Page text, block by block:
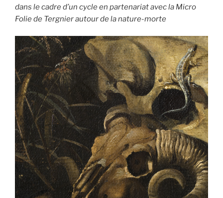
dans le cadre d’un cycle en partenariat avec la Micro
Folie de Tergnier autour de la nature-morte